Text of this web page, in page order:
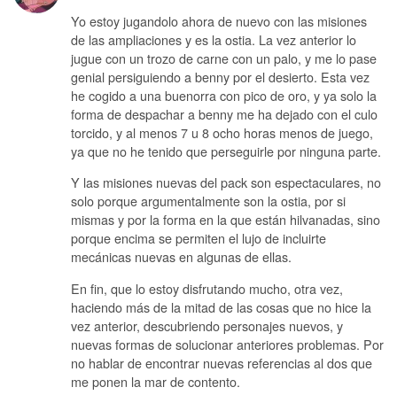
Yo estoy jugandolo ahora de nuevo con las misiones
de las ampliaciones y es la ostia. La vez anterior lo
jugue con un trozo de carne con un palo, y me lo pase
genial persiguiendo a benny por el desierto. Esta vez
he cogido a una buenorra con pico de oro, y ya solo la
forma de despachar a benny me ha dejado con el culo
torcido, y al menos 7 u 8 ocho horas menos de juego,
ya que no he tenido que perseguirle por ninguna parte.
Y las misiones nuevas del pack son espectaculares, no
solo porque argumentalmente son la ostia, por si
mismas y por la forma en la que están hilvanadas, sino
porque encima se permiten el lujo de incluirte
mecánicas nuevas en algunas de ellas.
En fin, que lo estoy disfrutando mucho, otra vez,
haciendo más de la mitad de las cosas que no hice la
vez anterior, descubriendo personajes nuevos, y
nuevas formas de solucionar anteriores problemas. Por
no hablar de encontrar nuevas referencias al dos que
me ponen la mar de contento.